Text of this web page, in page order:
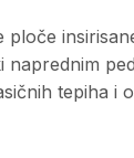
tepiha